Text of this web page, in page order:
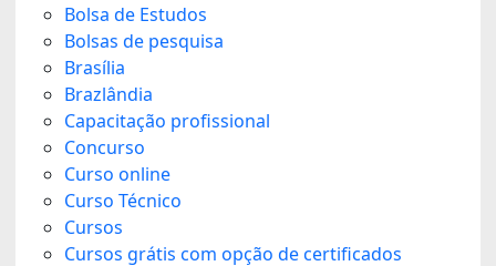
Bolsa de Estudos
Bolsas de pesquisa
Brasília
Brazlândia
Capacitação profissional
Concurso
Curso online
Curso Técnico
Cursos
Cursos grátis com opção de certificados